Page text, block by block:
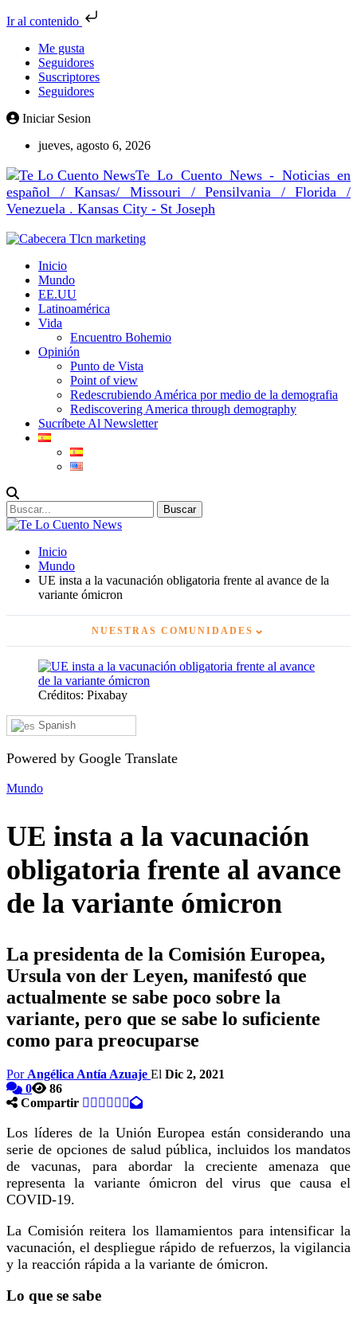
Ir al contenido
Me gusta
Seguidores
Suscriptores
Seguidores
Iniciar Sesion
jueves, agosto 6, 2026
Te Lo Cuento News - Noticias en
español / Kansas/ Missouri / Pensilvania / Florida /
Venezuela . Kansas City - St Joseph
Inicio
Mundo
EE.UU
Latinoamérica
Vida
Encuentro Bohemio
Opinión
Punto de Vista
Point of view
Redescrubiendo América por medio de la demografia
Rediscovering America through demography
Sucríbete Al Newsletter
Inicio
Mundo
UE insta a la vacunación obligatoria frente al avance de la
variante ómicron
NUESTRAS COMUNIDADES ⌄
Créditos: Pixabay
Spanish
Powered by Google Translate
Mundo
UE insta a la vacunación
obligatoria frente al avance
de la variante ómicron
La presidenta de la Comisión Europea,
Ursula von der Leyen, manifestó que
actualmente se sabe poco sobre la
variante, pero que se sabe lo suficiente
como para preocuparse
Por Angélica Antía Azuaje El Dic 2, 2021
0
86
Compartir
Los líderes de la Unión Europea están considerando una
serie de opciones de salud pública, incluidos los mandatos
de vacunas, para abordar la creciente amenaza que
representa la variante ómicron del virus que causa el
COVID-19.
La Comisión reitera los llamamientos para intensificar la
vacunación, el despliegue rápido de refuerzos, la vigilancia
y la reacción rápida a la variante de ómicron.
Lo que se sabe